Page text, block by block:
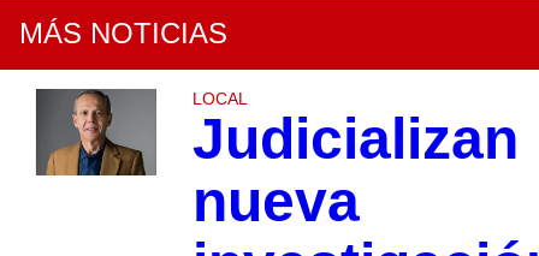
MÁS NOTICIAS
LOCAL
Judicializan
nueva